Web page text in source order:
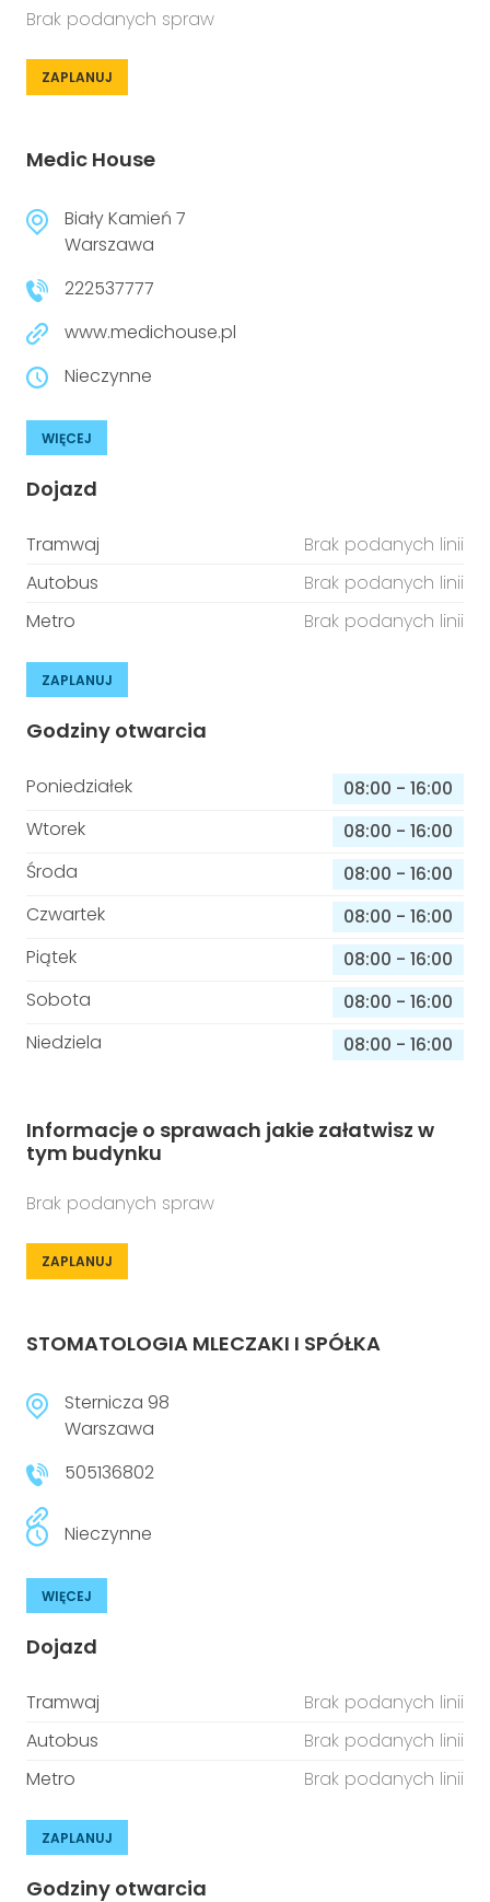
Brak podanych spraw
ZAPLANUJ
Medic House
Biały Kamień 7
Warszawa
222537777
www.medichouse.pl
Nieczynne
WIĘCEJ
Dojazd
Tramwaj
Brak podanych linii
Autobus
Brak podanych linii
Metro
Brak podanych linii
ZAPLANUJ
Godziny otwarcia
Poniedziałek 08:00 - 16:00
Wtorek
08:00 - 16:00
Środa
08:00 - 16:00
Czwartek
08:00 - 16:00
Piątek
08:00 - 16:00
Sobota
08:00 - 16:00
Niedziela
08:00 - 16:00
Informacje o sprawach jakie załatwisz w
tym budynku
Brak podanych spraw
ZAPLANUJ
STOMATOLOGIA MLECZAKI I SPÓŁKA
Sternicza 98
Warszawa
505136802
Nieczynne
WIĘCEJ
Dojazd
Tramwaj
Brak podanych linii
Autobus
Brak podanych linii
Metro
Brak podanych linii
ZAPLANUJ
Godziny otwarcia